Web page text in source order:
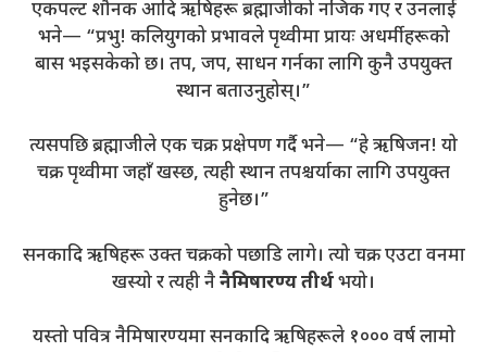
एकपल्ट शौनक आदि ऋषिहरू ब्रह्माजीको नजिक गए र उनलाई
भने— “प्रभु! कलियुगको प्रभावले पृथ्वीमा प्रायः अधर्मीहरूको
बास भइसकेको छ। तप, जप, साधन गर्नका लागि कुनै उपयुक्त
स्थान बताउनुहोस्।”
त्यसपछि ब्रह्माजीले एक चक्र प्रक्षेपण गर्दै भने— “हे ऋषिजन! यो
चक्र पृथ्वीमा जहाँ खस्छ, त्यही स्थान तपश्चर्याका लागि उपयुक्त
हुनेछ।”
सनकादि ऋषिहरू उक्त चक्रको पछाडि लागे। त्यो चक्र एउटा वनमा
खस्यो र त्यही नैनैमिषारण्य तीर्थभयो।
यस्तो पवित्र नैमिषारण्यमा सनकादि ऋषिहरूले १००० वर्ष लामो